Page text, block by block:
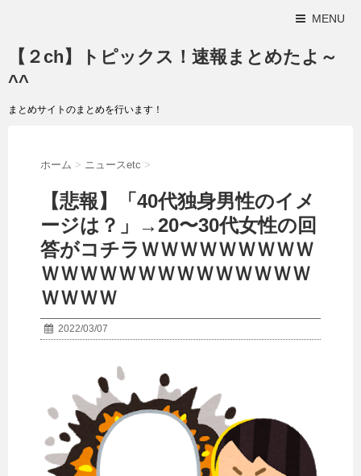
MENU
【２ch】トピックス！速報まとめたよ～
^^
まとめサイトのまとめを行います！
ホーム > ニュースetc >
【悲報】「40代独身男性のイメ
ージは？」→20〜30代女性の回
答がコチラＷＷＷＷＷＷＷＷＷ
ＷＷＷＷＷＷＷＷＷＷＷＷＷＷ
ＷＷＷＷ
2022/03/07